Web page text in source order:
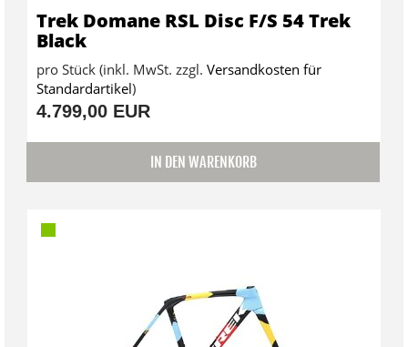
Trek Domane RSL Disc F/S 54 Trek
Black
pro Stück (inkl. MwSt. zzgl. Versandkosten für
Standardartikel)
4.799,00 EUR
IN DEN WARENKORB